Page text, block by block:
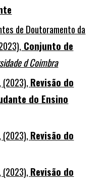
de Doutoramento da
Conjunto de
d Coimbra
(2023), Revisão do
do Ensino
(2023), Revisão do
(2023), Revisão do